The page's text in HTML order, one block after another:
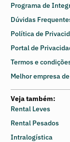
Programa de
Dúvidas
Política de
Portal de
Termos e
Melhor empresa
Veja também:
Rental Leves
Rental Pesados
Intralogística